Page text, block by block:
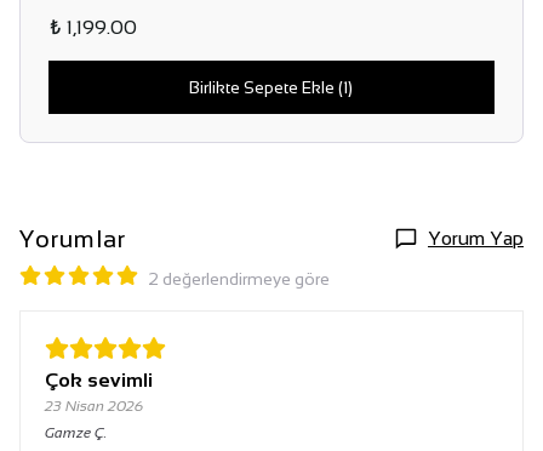
₺ 1,199.00
Birlikte Sepete Ekle (1)
Yorumlar Yorum Yap
2 değerlendirmeye göre
Çok sevimli
23 Nisan 2026
Gamze Ç.